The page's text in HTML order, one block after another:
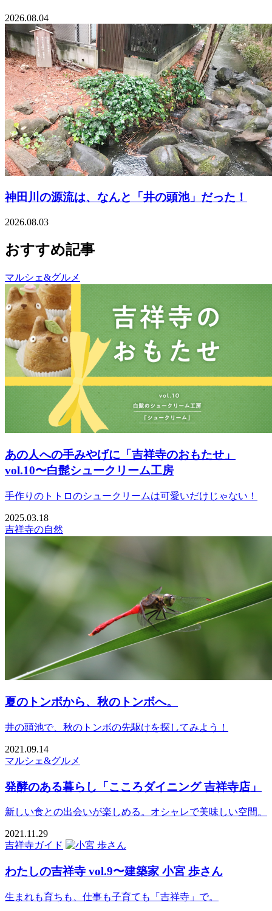
2026.08.04
神田川の源流は、なんと「井の頭池」だった！
2026.08.03
おすすめ記事
マルシェ&グルメ
あの人への手みやげに「吉祥寺のおもたせ」
vol.10〜白髭シュークリーム工房
手作りのトトロのシュークリームは可愛いだけじゃない！
2025.03.18
吉祥寺の自然
夏のトンボから、秋のトンボへ。
井の頭池で、秋のトンボの先駆けを探してみよう！
2021.09.14
マルシェ&グルメ
発酵のある暮らし「こころダイニング 吉祥寺店」
新しい食との出会いが楽しめる。オシャレで美味しい空間。
2021.11.29
吉祥寺ガイド
わたしの吉祥寺 vol.9〜建築家 小宮 歩さん
生まれも育ちも、仕事も子育ても「吉祥寺」で。